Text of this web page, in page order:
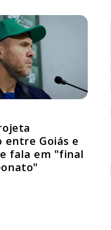
Goiás e
fala em "final